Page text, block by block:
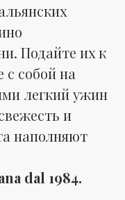
Подайте их к
с собой на
легкий ужин
и
наполняют
dal 1984.